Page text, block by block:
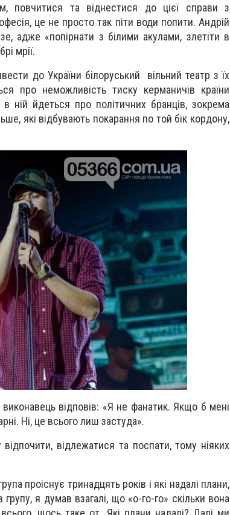
повчитися та віднестися до цієї справи з
це не просто так піти води попити. Андрій
адже «попірнати з білими акулами, злетіти в
мрії.
до України білоруський вільний театр з їх
про неможливість тиску керманичів країни
ній йдеться про політичних бранців, зокрема
які відбувають покарання по той бік кордону,
відповів: «Я не фанатик. Якщо б мені
Ні, це всього лиш застуда».
відлежатися та поспати, тому ніяких
проіснує тринадцять років і які надалі плани,
я думав взагалі, що «о-го-го» скільки вона